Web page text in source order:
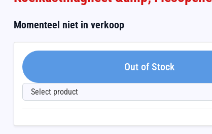
Momenteel niet in verkoop
Out of Stock